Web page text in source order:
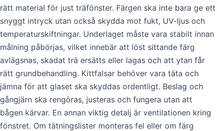
rätt material för just träfönster. Färgen ska inte bara ge ett
snyggt intryck utan också skydda mot fukt, UV-ljus och
temperaturskiftningar. Underlaget måste vara stabilt innan
målning påbörjas, vilket innebär att löst sittande färg
avlägsnas, skadat trä ersätts eller lagas och att ytan får
rätt grundbehandling. Kittfalsar behöver vara täta och
jämna för att glaset ska skyddas ordentligt. Beslag och
gångjärn ska rengöras, justeras och fungera utan att
bågen kärvar. En annan viktig detalj är ventilationen kring
fönstret. Om tätningslister monteras fel eller om färg